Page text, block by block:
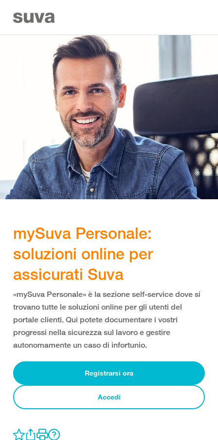
mySuva Personale:
soluzioni online per
assicurati Suva
«mySuva Personale» è la sezione self-service dove si
trovano tutte le soluzioni online per gli utenti del
portale clienti. Qui potete documentare i vostri
progressi nella sicurezza sul lavoro e gestire
autonomamente un caso di infortunio.
Registrarsi ora
Accedi